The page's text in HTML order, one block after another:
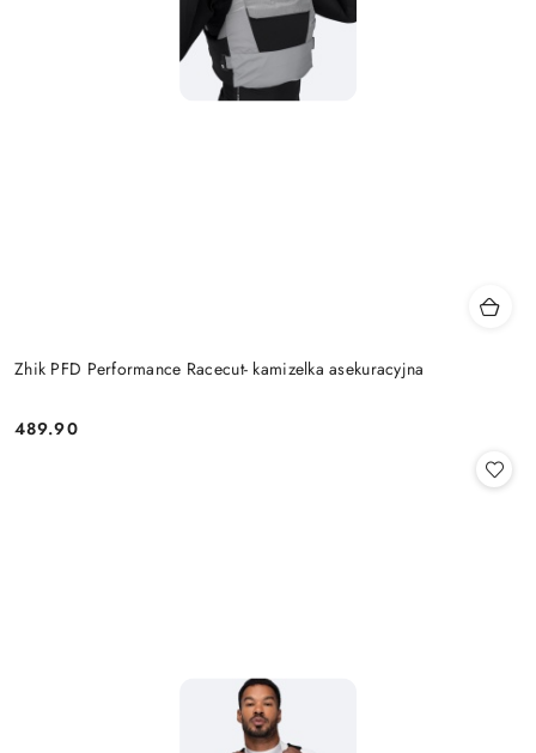
Zhik PFD Performance Racecut- kamizelka asekuracyjna
Cena:
489.90